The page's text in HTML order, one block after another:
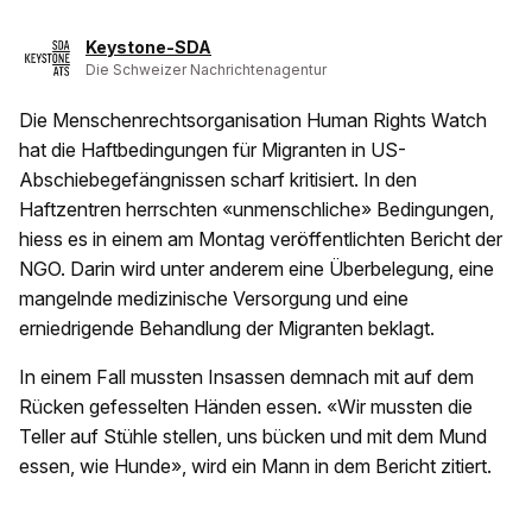
Keystone-SDA
Die Schweizer Nachrichtenagentur
Die Menschenrechtsorganisation Human Rights Watch
hat die Haftbedingungen für Migranten in US-
Abschiebegefängnissen scharf kritisiert. In den
Haftzentren herrschten «unmenschliche» Bedingungen,
hiess es in einem am Montag veröffentlichten Bericht der
NGO. Darin wird unter anderem eine Überbelegung, eine
mangelnde medizinische Versorgung und eine
erniedrigende Behandlung der Migranten beklagt.
In einem Fall mussten Insassen demnach mit auf dem
Rücken gefesselten Händen essen. «Wir mussten die
Teller auf Stühle stellen, uns bücken und mit dem Mund
essen, wie Hunde», wird ein Mann in dem Bericht zitiert.